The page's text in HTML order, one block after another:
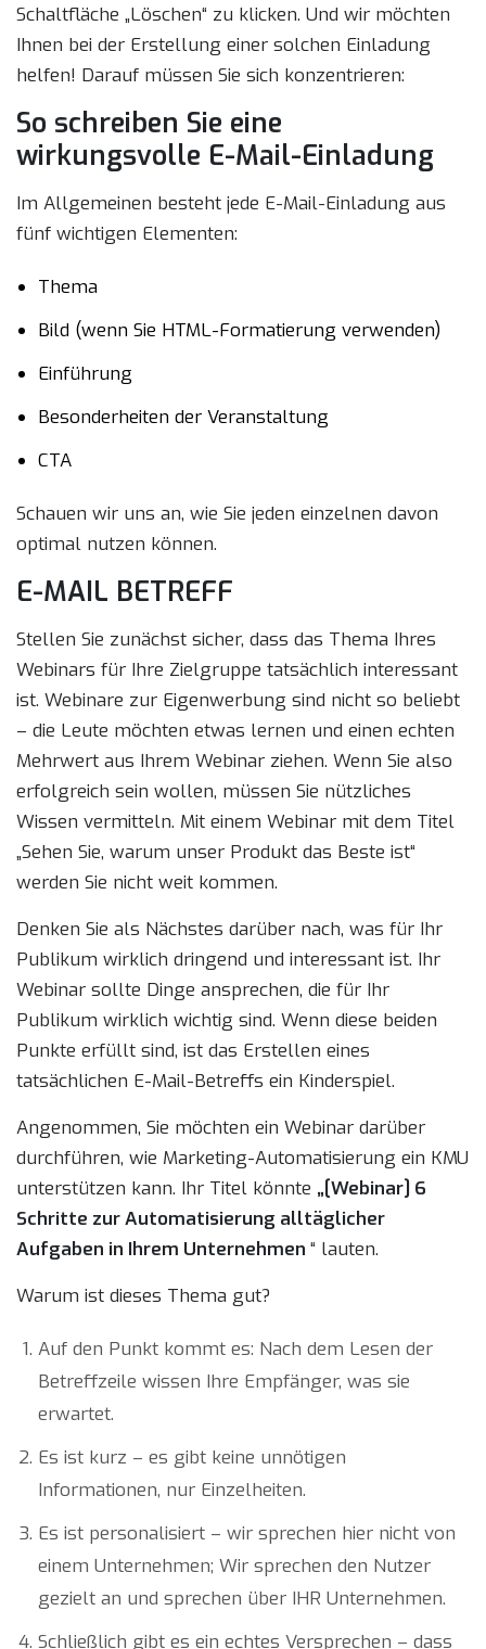
Schaltfläche „Löschen“ zu klicken. Und wir möchten
Ihnen bei der Erstellung einer solchen Einladung
helfen! Darauf müssen Sie sich konzentrieren:
So schreiben Sie eine
wirkungsvolle E-Mail-Einladung
Im Allgemeinen besteht jede E-Mail-Einladung aus
fünf wichtigen Elementen:
Thema
Bild (wenn Sie HTML-Formatierung verwenden)
Einführung
Besonderheiten der Veranstaltung
CTA
Schauen wir uns an, wie Sie jeden einzelnen davon
optimal nutzen können.
E-MAIL BETREFF
Stellen Sie zunächst sicher, dass das Thema Ihres
Webinars für Ihre Zielgruppe tatsächlich interessant
ist. Webinare zur Eigenwerbung sind nicht so beliebt
– die Leute möchten etwas lernen und einen echten
Mehrwert aus Ihrem Webinar ziehen. Wenn Sie also
erfolgreich sein wollen, müssen Sie nützliches
Wissen vermitteln. Mit einem Webinar mit dem Titel
„Sehen Sie, warum unser Produkt das Beste ist“
werden Sie nicht weit kommen.
Denken Sie als Nächstes darüber nach, was für Ihr
Publikum wirklich dringend und interessant ist. Ihr
Webinar sollte Dinge ansprechen, die für Ihr
Publikum wirklich wichtig sind. Wenn diese beiden
Punkte erfüllt sind, ist das Erstellen eines
tatsächlichen E-Mail-Betreffs ein Kinderspiel.
Angenommen, Sie möchten ein Webinar darüber
durchführen, wie Marketing-Automatisierung ein KMU
unterstützen kann. Ihr Titel könnte „[Webinar] 6
Schritte zur Automatisierung alltäglicher
Aufgaben in Ihrem Unternehmen “ lauten.
Warum ist dieses Thema gut?
Auf den Punkt kommt es: Nach dem Lesen der
Betreffzeile wissen Ihre Empfänger, was sie
erwartet.
Es ist kurz – es gibt keine unnötigen
Informationen, nur Einzelheiten.
Es ist personalisiert – wir sprechen hier nicht von
einem Unternehmen; Wir sprechen den Nutzer
gezielt an und sprechen über IHR Unternehmen.
Schließlich gibt es ein echtes Versprechen – dass